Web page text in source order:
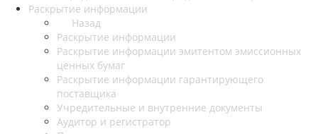
Раскрытие информации
Назад
Раскрытие информации
Раскрытие информации эмитентом эмиссионных
ценных бумаг
Раскрытие информации гарантирующего
поставщика
Учредительные и внутренние документы
Аудитор и регистратор